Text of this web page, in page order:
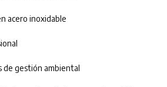
acero inoxidable
de gestión ambiental